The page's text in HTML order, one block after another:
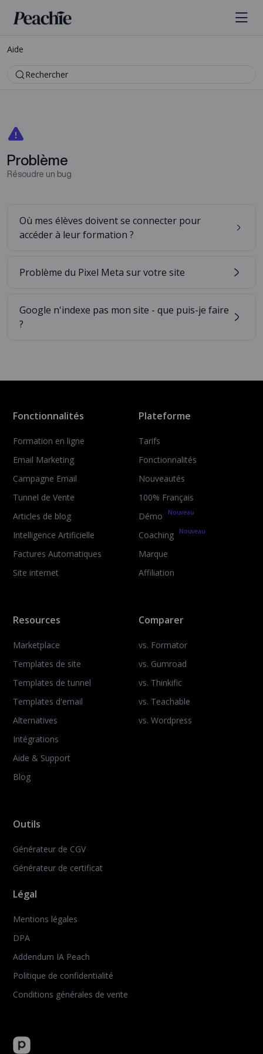
Aide
Rechercher
Problème
Résoudre un bug
Où mes élèves doivent se connecter pour
accéder à leur formation ?
Problème du Pixel Meta sur votre site
Google n'indexe pas mon site - que puis-je faire
?
Fonctionnalités
Formation en ligne
Email Marketing
Campagne Email
Tunnel de Vente
Articles de blog
Intelligence Artificielle
Factures Automatiques
Site internet
Plateforme
Tarifs
Fonctionnalités
Nouveautés
100% Français
Démo
Nouveau
Coaching Nouveau
Marque
Affiliation
Resources
Marketplace
Templates de site
Templates de tunnel
Templates d'email
Alternatives
Intégrations
Aide & Support
Blog
Comparer
vs. Formator
vs. Gumroad
vs. Thinkific
vs. Teachable
vs. Wordpress
Outils
Générateur de CGV
Générateur de certificat
Légal
Mentions légales
DPA
Addendum IA Peach
Politique de confidentialité
Conditions générales de vente